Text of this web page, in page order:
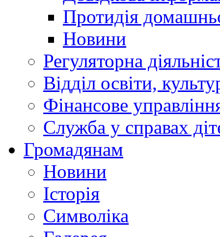
Протидія
Новини
Регуляторна
Відділ освіти,
Фінансове
Служба у справах
Громадянам
Новини
Історія
Символіка